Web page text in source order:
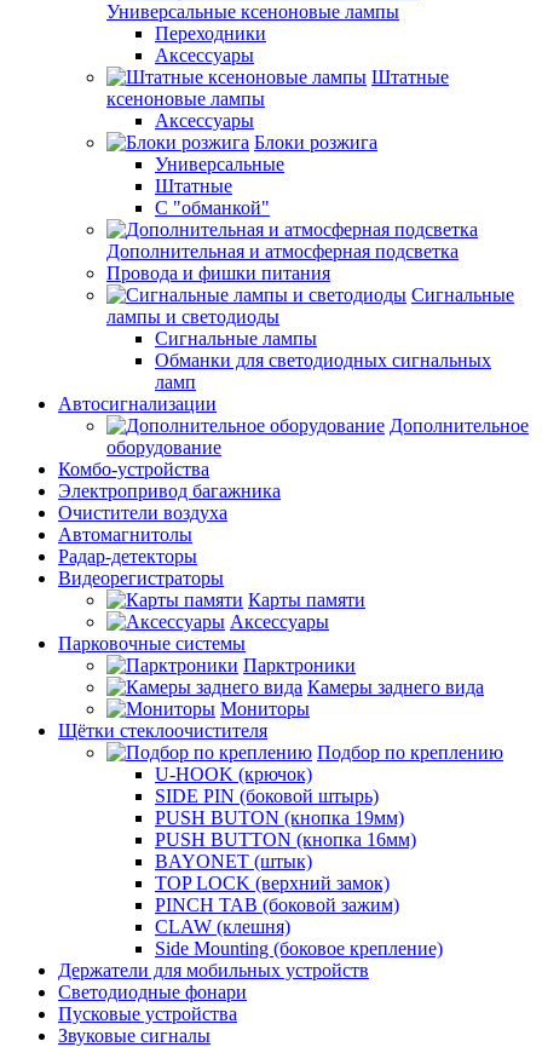
Универсальные ксеноновые лампы
Переходники
Аксессуары
Штатные
ксеноновые лампы
Аксессуары
Блоки розжига
Универсальные
Штатные
С "обманкой"
Дополнительная и атмосферная подсветка
Провода и фишки питания
Cигнальные
лампы и светодиоды
Сигнальные лампы
Обманки для светодиодных сигнальных
ламп
Автосигнализации
Дополнительное
оборудование
Комбо-устройства
Электропривод багажника
Очистители воздуха
Автомагнитолы
Радар-детекторы
Видеорегистраторы
Карты памяти
Аксессуары
Парковочные системы
Парктроники
Камеры заднего вида
Мониторы
Щётки стеклоочистителя
Подбор по креплению
U-HOOK (крючок)
SIDE PIN (боковой штырь)
PUSH BUTON (кнопка 19мм)
PUSH BUTTON (кнопка 16мм)
BAYONET (штык)
TOP LOCK (верхний замок)
PINCH TAB (боковой зажим)
CLAW (клешня)
Side Mounting (боковое крепление)
Держатели для мобильных устройств
Светодиодные фонари
Пусковые устройства
Звуковые сигналы